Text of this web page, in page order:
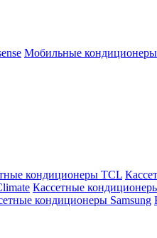
Мобильные
кондиционеры TCL
Кассетные
кондиционеры Samsung